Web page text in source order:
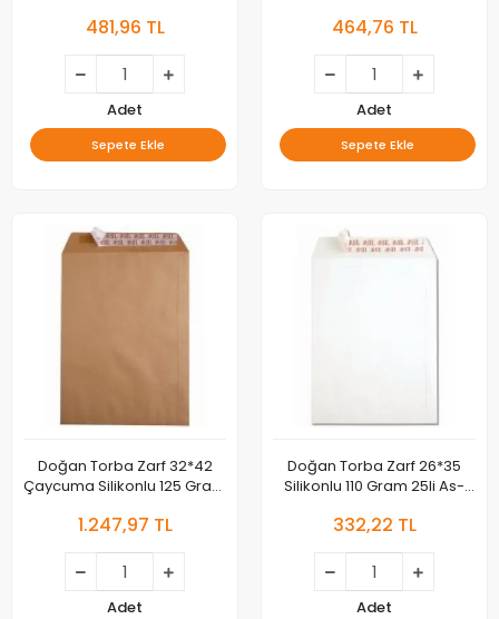
481,96 TL
Adet
Sepete Ekle
464,76 TL
Adet
Sepete Ekle
Doğan Torba Zarf 32*42
Çaycuma Silikonlu 125 Gram
1.247,97 TL
Adet
Doğan Torba Zarf 26*35
Silikonlu 110 Gram 25li As-
332,22 TL
Adet